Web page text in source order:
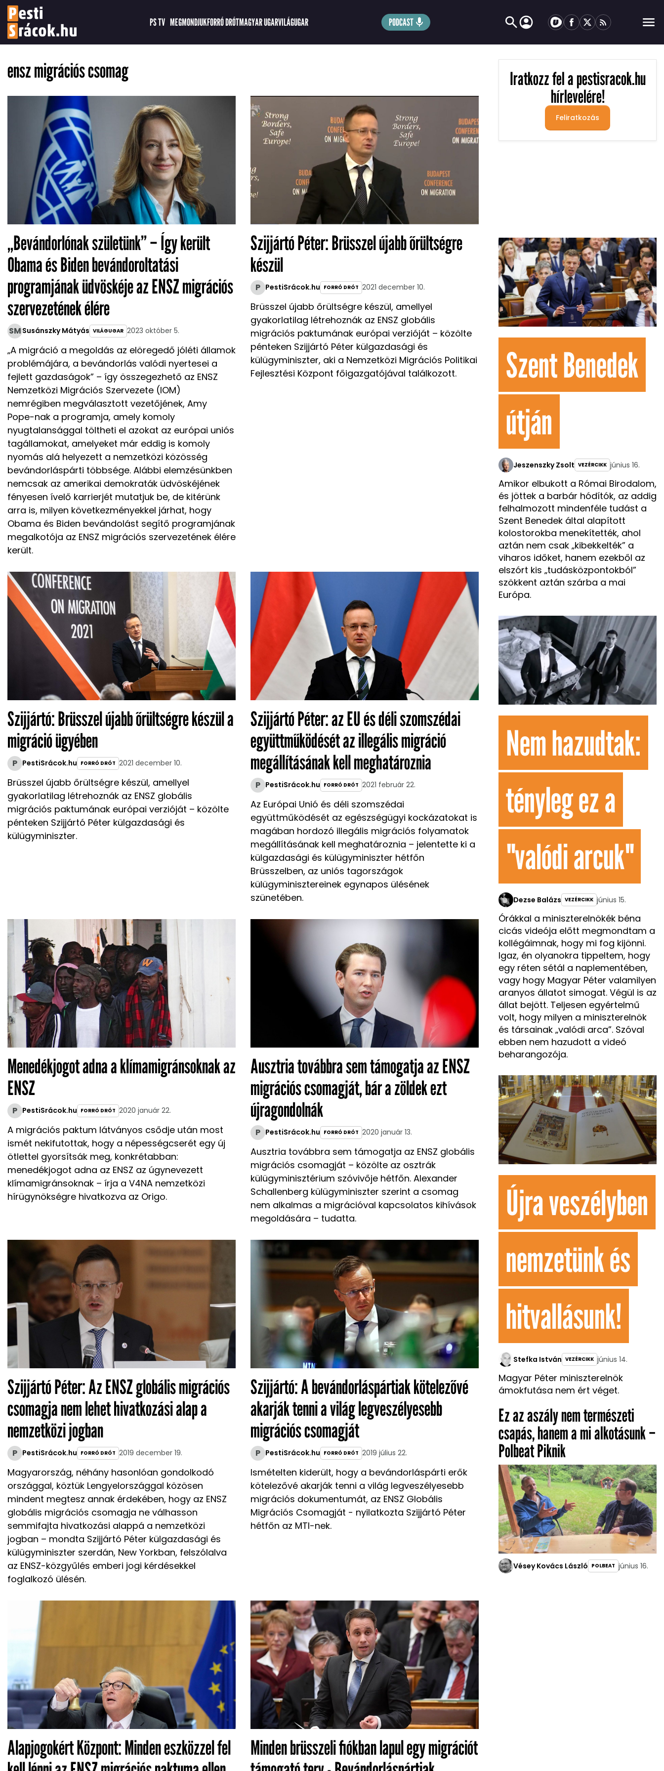
PS TV MEGMONDJUKFORRÓ DRÓTMAGYAR UGARVILÁGUGAR PODCAST
ensz migrációs csomag
„Bevándorlónak születünk” – Így került
Obama és Biden bevándoroltatási
programjának üdvöskéje az ENSZ migrációs
szervezetének élére
SMSusánszky Mátyás VILÁGUGAR 2023 október 5.
„A migráció a megoldás az elöregedő jóléti államok
problémájára, a bevándorlás valódi nyertesei a
fejlett gazdaságok” – így összegezhető az ENSZ
Nemzetközi Migrációs Szervezete (IOM)
nemrégiben megválasztott vezetőjének, Amy
Pope-nak a programja, amely komoly
nyugtalansággal töltheti el azokat az európai uniós
tagállamokat, amelyeket már eddig is komoly
nyomás alá helyezett a nemzetközi közösség
bevándorláspárti többsége. Alábbi elemzésünkben
nemcsak az amerikai demokraták üdvöskéjének
fényesen ívelő karrierjét mutatjuk be, de kitérünk
arra is, milyen következményekkel járhat, hogy
Obama és Biden bevándolást segítő programjának
megalkotója az ENSZ migrációs szervezetének élére
került.
Szijjártó Péter: Brüsszel újabb őrültségre
készül
P PestiSrácok.hu FORRÓ DRÓT 2021 december 10.
Brüsszel újabb őrültségre készül, amellyel
gyakorlatilag létrehoznák az ENSZ globális
migrációs paktumának európai verzióját – közölte
pénteken Szijjártó Péter külgazdasági és
külügyminiszter, aki a Nemzetközi Migrációs Politikai
Fejlesztési Központ főigazgatójával találkozott.
Szijjártó: Brüsszel újabb őrültségre készül a
migráció ügyében
P PestiSrácok.hu FORRÓ DRÓT 2021 december 10.
Brüsszel újabb őrültségre készül, amellyel
gyakorlatilag létrehoznák az ENSZ globális
migrációs paktumának európai verzióját – közölte
pénteken Szijjártó Péter külgazdasági és
külügyminiszter.
Szijjártó Péter: az EU és déli szomszédai
együttműködését az illegális migráció
megállításának kell meghatároznia
P PestiSrácok.hu FORRÓ DRÓT 2021 február 22.
Az Európai Unió és déli szomszédai
együttműködését az egészségügyi kockázatokat is
magában hordozó illegális migrációs folyamatok
megállításának kell meghatároznia – jelentette ki a
külgazdasági és külügyminiszter hétfőn
Brüsszelben, az uniós tagországok
külügyminisztereinek egynapos ülésének
szünetében.
Menedékjogot adna a klímamigránsoknak az
ENSZ
P PestiSrácok.hu FORRÓ DRÓT 2020 január 22.
A migrációs paktum látványos csődje után most
ismét nekifutottak, hogy a népességcserét egy új
ötlettel gyorsítsák meg, konkrétabban:
menedékjogot adna az ENSZ az úgynevezett
klímamigránsoknak – írja a V4NA nemzetközi
hírügynökségre hivatkozva az Origo.
Ausztria továbbra sem támogatja az ENSZ
migrációs csomagját, bár a zöldek ezt
újragondolnák
P PestiSrácok.hu FORRÓ DRÓT 2020 január 13.
Ausztria továbbra sem támogatja az ENSZ globális
migrációs csomagját – közölte az osztrák
külügyminisztérium szóvivője hétfőn. Alexander
Schallenberg külügyminiszter szerint a csomag
nem alkalmas a migrációval kapcsolatos kihívások
megoldására – tudatta.
Szijjártó Péter: Az ENSZ globális migrációs
csomagja nem lehet hivatkozási alap a
nemzetközi jogban
P PestiSrácok.hu FORRÓ DRÓT 2019 december 19.
Magyarország, néhány hasonlóan gondolkodó
országgal, köztük Lengyelországgal közösen
mindent megtesz annak érdekében, hogy az ENSZ
globális migrációs csomagja ne válhasson
semmifajta hivatkozási alappá a nemzetközi
jogban – mondta Szijjártó Péter külgazdasági és
külügyminiszter szerdán, New Yorkban, felszólalva
az ENSZ-közgyűlés emberi jogi kérdésekkel
foglalkozó ülésén.
Szijjártó: A bevándorláspártiak kötelezővé
akarják tenni a világ legveszélyesebb
migrációs csomagját
P PestiSrácok.hu FORRÓ DRÓT 2019 július 22.
Ismételten kiderült, hogy a bevándorláspárti erők
kötelezővé akarják tenni a világ legveszélyesebb
migrációs dokumentumát, az ENSZ Globális
Migrációs Csomagját - nyilatkozta Szijjártó Péter
hétfőn az MTI-nek.
Alapjogokért Központ: Minden eszközzel fel
Minden brüsszeli fiókban lapul egy migrációt
Iratkozz fel a pestisracok.hu
hírlevelére!
Feliratkozás
Szent Benedek
útján
Jeszenszky Zsolt VEZÉRCIKK június 16.
Amikor elbukott a Római Birodalom,
és jöttek a barbár hódítók, az addig
felhalmozott mindenféle tudást a
Szent Benedek által alapított
kolostorokba menekítették, ahol
aztán nem csak „kibekkelték” a
viharos időket, hanem ezekből az
elszórt kis „tudásközpontokból”
szökkent aztán szárba a mai
Európa.
Nem hazudtak:
tényleg ez a
"valódi arcuk"
Dezse Balázs VEZÉRCIKK június 15.
Órákkal a miniszterelnökék béna
cicás videója előtt megmondtam a
kollégáimnak, hogy mi fog kijönni.
Igaz, én olyanokra tippeltem, hogy
egy réten sétál a naplementében,
vagy hogy Magyar Péter valamilyen
aranyos állatot simogat. Végül is az
állat bejött. Teljesen egyértelmű
volt, hogy milyen a miniszterelnök
és társainak „valódi arca”. Szóval
ebben nem hazudott a videó
beharangozója.
Újra veszélyben
nemzetünk és
hitvallásunk!
Stefka István VEZÉRCIKK június 14.
Magyar Péter miniszterelnök
ámokfutása nem ért véget.
Ez az aszály nem természeti
csapás, hanem a mi alkotásunk –
Polbeat Piknik
Vésey Kovács László ‎POLBEAT június 16.